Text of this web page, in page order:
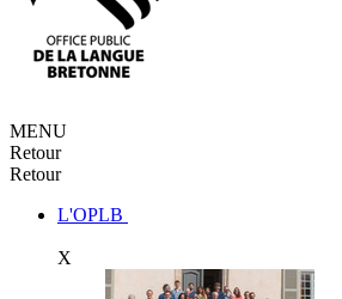
MENU
Retour
Retour
L'OPLB
X